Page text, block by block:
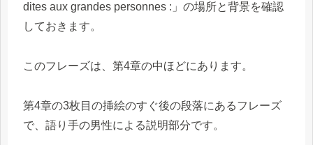
dites aux grandes personnes :」の場所と背景を確認
しておきます。
このフレーズは、第4章の中ほどにあります。
第4章の3枚目の挿絵のすぐ後の段落にあるフレーズ
で、語り手の男性による説明部分です。